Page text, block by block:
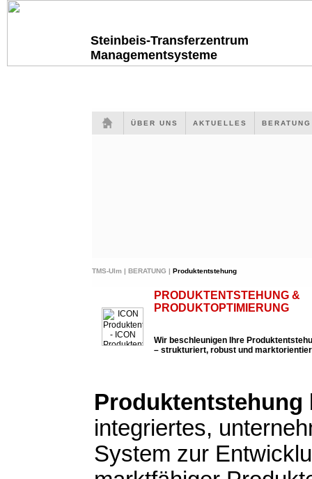
Steinbeis-Transferzentrum
Managementsysteme
ÜBER UNS AKTUELLES
TMS-Ulm | BERATUNG | Produktentstehung
PRODUKTENTSTEHUNG &
PRODUKTOPTIMIERUNG
Wir beschleunigen Ihre
– strukturiert, robust und
Produktentstehung
integriertes,
System zur